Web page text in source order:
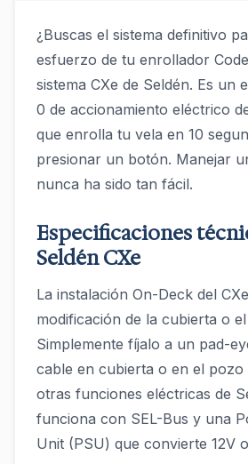
¿Buscas el sistema definitivo
esfuerzo de tu enrollador
sistema CXe de Seldén. Es un
0 de accionamiento eléctrico
que enrolla tu vela en 10
presionar un botón. Manejar
nunca ha sido tan fácil.
Especificaciones
Seldén CXe
La instalación On-Deck del
modificación de la cubierta o
Simplemente fíjalo a un pad-
cable en cubierta o en el pozo
otras funciones eléctricas de
funciona con SEL-Bus y una
Unit (PSU) que convierte 12V